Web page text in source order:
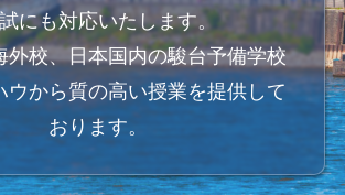
にも対応いたします。
外校、日本国内の駿台予備学校
ウから質の高い授業を提供して
おります。